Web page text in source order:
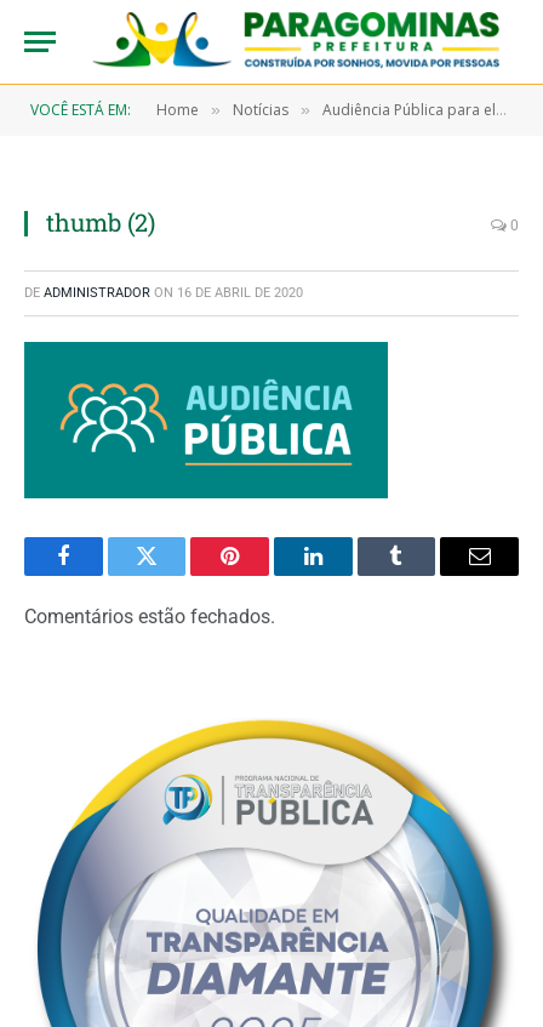
VOCÊ ESTÁ EM: Home » Notícias » Audiência Pública para elaboração da Lei de Diretrizes Orçamentárias – LDO e Lei Orçamentária Anual – LOA 2019
thumb (2) 0
DE ADMINISTRADOR ON 16 DE ABRIL DE 2020
FacebookTwitter Pinterest LinkedInTumblr Email
Comentários estão fechados.